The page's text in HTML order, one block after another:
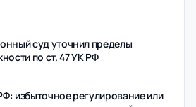
суд уточнил пределы
по ст. 47 УК РФ
избыточное регулирование или